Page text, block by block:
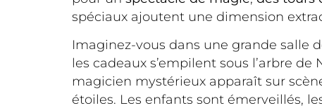
spéciaux ajoutent une dimension
Imaginez-vous dans une grande salle
les cadeaux s’empilent sous l’arbre
magicien mystérieux apparaît sur
étoiles. Les enfants sont émerveillés,